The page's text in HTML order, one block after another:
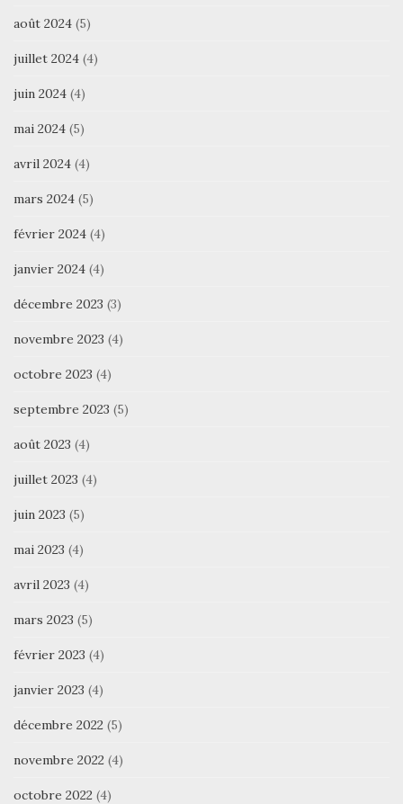
août 2024 (5)
juillet 2024 (4)
juin 2024 (4)
mai 2024 (5)
avril 2024 (4)
mars 2024 (5)
février 2024 (4)
janvier 2024 (4)
décembre 2023 (3)
novembre 2023 (4)
octobre 2023 (4)
septembre 2023 (5)
août 2023 (4)
juillet 2023 (4)
juin 2023 (5)
mai 2023 (4)
avril 2023 (4)
mars 2023 (5)
février 2023 (4)
janvier 2023 (4)
décembre 2022 (5)
novembre 2022 (4)
octobre 2022 (4)